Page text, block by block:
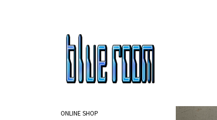
ONLINE SHOP